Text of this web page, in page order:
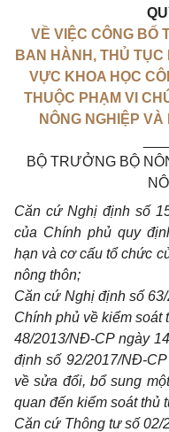
VỀ VIỆC CÔNG BỐ
BAN HÀNH, THỦ
VỰC KHOA HỌC
THUỘC PHẠM VI
NÔNG NGHIỆP
BỘ TRƯỞNG BỘ
Căn cứ Nghị định số
của Chính phủ quy
hạn và cơ cấu tổ chức
nông thôn;
Căn cứ Nghị định số
Chính phủ về kiểm soát
48/2013/NĐ-CP ngày
định số 92/2017/NĐ-
về sửa đổi, bổ sung
quan đến kiểm soát thủ
Căn cứ Thông tư số 02/